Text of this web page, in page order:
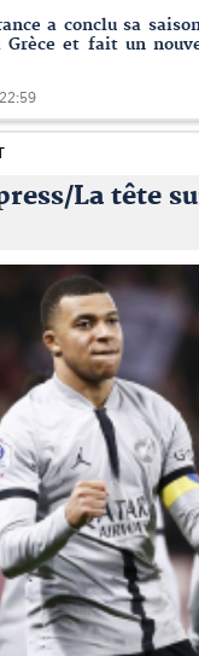
a conclu sa
et fait un
La tête